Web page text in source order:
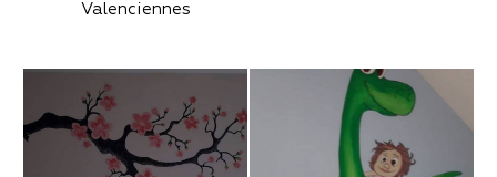
Valenciennes